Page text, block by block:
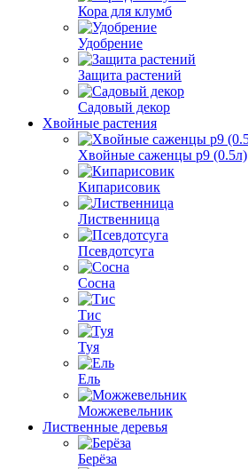
Кора для клумб
Удобрение
Защита растений
Садовый декор
Хвойные растения
Хвойные саженцы р9 (0.5л)
Кипарисовик
Лиственница
Псевдотсуга
Сосна
Тис
Туя
Ель
Можжевельник
Лиственные деревья
Берёза